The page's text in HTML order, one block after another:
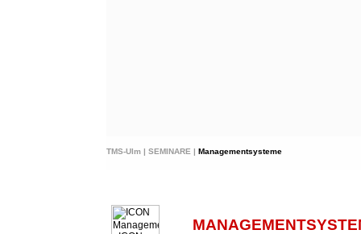
TMS-Ulm | SEMINARE | Managementsysteme